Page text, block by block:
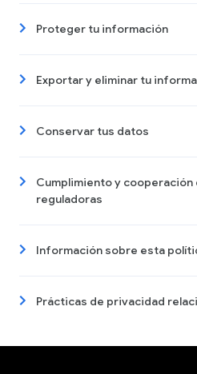
Proteger tu información
Exportar y eliminar tu
Conservar tus datos
Cumplimiento y
reguladoras
Información sobre esta
Prácticas de privacidad